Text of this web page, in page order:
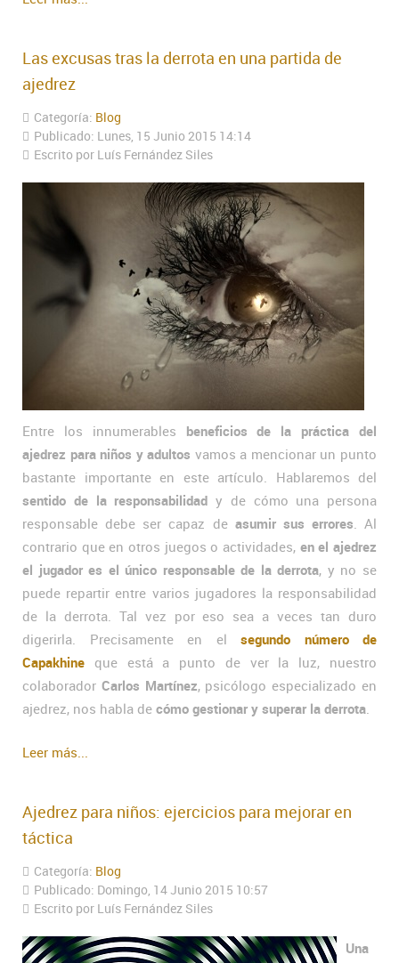
Las excusas tras la derrota en una partida de
ajedrez
Categoría: Blog
Publicado: Lunes, 15 Junio 2015 14:14
Escrito por Luís Fernández Siles
Entre los innumerables beneficios de la práctica del
ajedrez para niños y adultos vamos a mencionar un punto
bastante importante en este artículo. Hablaremos del
sentido de la responsabilidad y de cómo una persona
responsable debe ser capaz de asumir sus errores. Al
contrario que en otros juegos o actividades, en el ajedrez
el jugador es el único responsable de la derrota, y no se
puede repartir entre varios jugadores la responsabilidad
de la derrota. Tal vez por eso sea a veces tan duro
digerirla. Precisamente en el segundo número de
Capakhine que está a punto de ver la luz, nuestro
colaborador Carlos Martínez, psicólogo especializado en
ajedrez, nos habla de cómo gestionar y superar la derrota.
Leer más...
Ajedrez para niños: ejercicios para mejorar en
táctica
Categoría: Blog
Publicado: Domingo, 14 Junio 2015 10:57
Escrito por Luís Fernández Siles
Una